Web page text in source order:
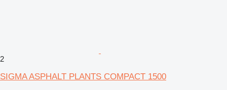
2
SIGMA ASPHALT PLANTS COMPACT 1500